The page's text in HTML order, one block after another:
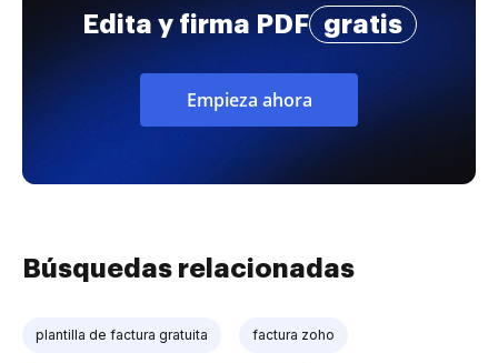
Edita y firma PDF gratis
Empieza ahora
Búsquedas relacionadas
plantilla de factura gratuita factura zoho